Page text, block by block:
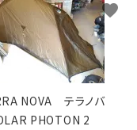
NOVA テラノバ
PHOTON 2
favorite